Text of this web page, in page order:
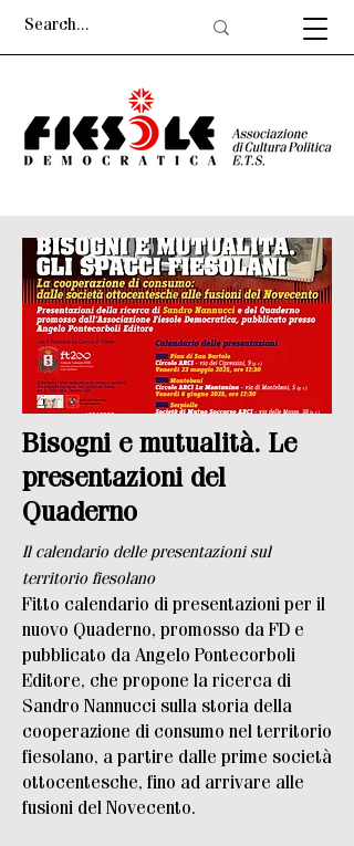
Bisogni e mutualità. Le
presentazioni del
Quaderno
Il calendario delle presentazioni sul
territorio fiesolano
Fitto calendario di presentazioni per il
nuovo Quaderno, promosso da FD e
pubblicato da Angelo Pontecorboli
Editore, che propone la ricerca di
Sandro Nannucci sulla storia della
cooperazione di consumo nel territorio
fiesolano, a partire dalle prime società
ottocentesche, fino ad arrivare alle
fusioni del Novecento.